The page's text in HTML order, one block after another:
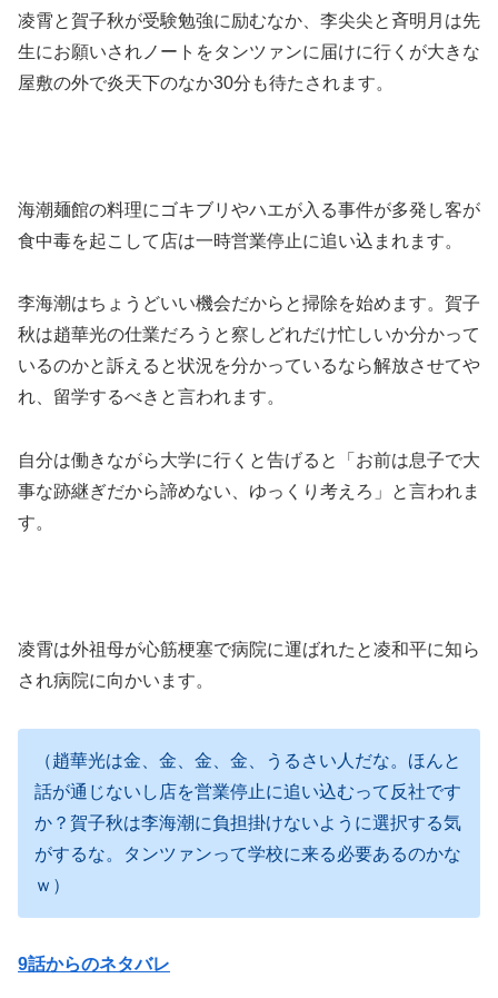
凌霄と賀子秋が受験勉強に励むなか、李尖尖と斉明月は先
生にお願いされノートをタンツァンに届けに行くが大きな
屋敷の外で炎天下のなか30分も待たされます。
海潮麺館の料理にゴキブリやハエが入る事件が多発し客が
食中毒を起こして店は一時営業停止に追い込まれます。
李海潮はちょうどいい機会だからと掃除を始めます。賀子
秋は趙華光の仕業だろうと察しどれだけ忙しいか分かって
いるのかと訴えると状況を分かっているなら解放させてや
れ、留学するべきと言われます。
自分は働きながら大学に行くと告げると「お前は息子で大
事な跡継ぎだから諦めない、ゆっくり考えろ」と言われま
す。
凌霄は外祖母が心筋梗塞で病院に運ばれたと凌和平に知ら
され病院に向かいます。
（趙華光は金、金、金、金、うるさい人だな。ほんと
話が通じないし店を営業停止に追い込むって反社です
か？賀子秋は李海潮に負担掛けないように選択する気
がするな。タンツァンって学校に来る必要あるのかな
ｗ）
9話からのネタバレ